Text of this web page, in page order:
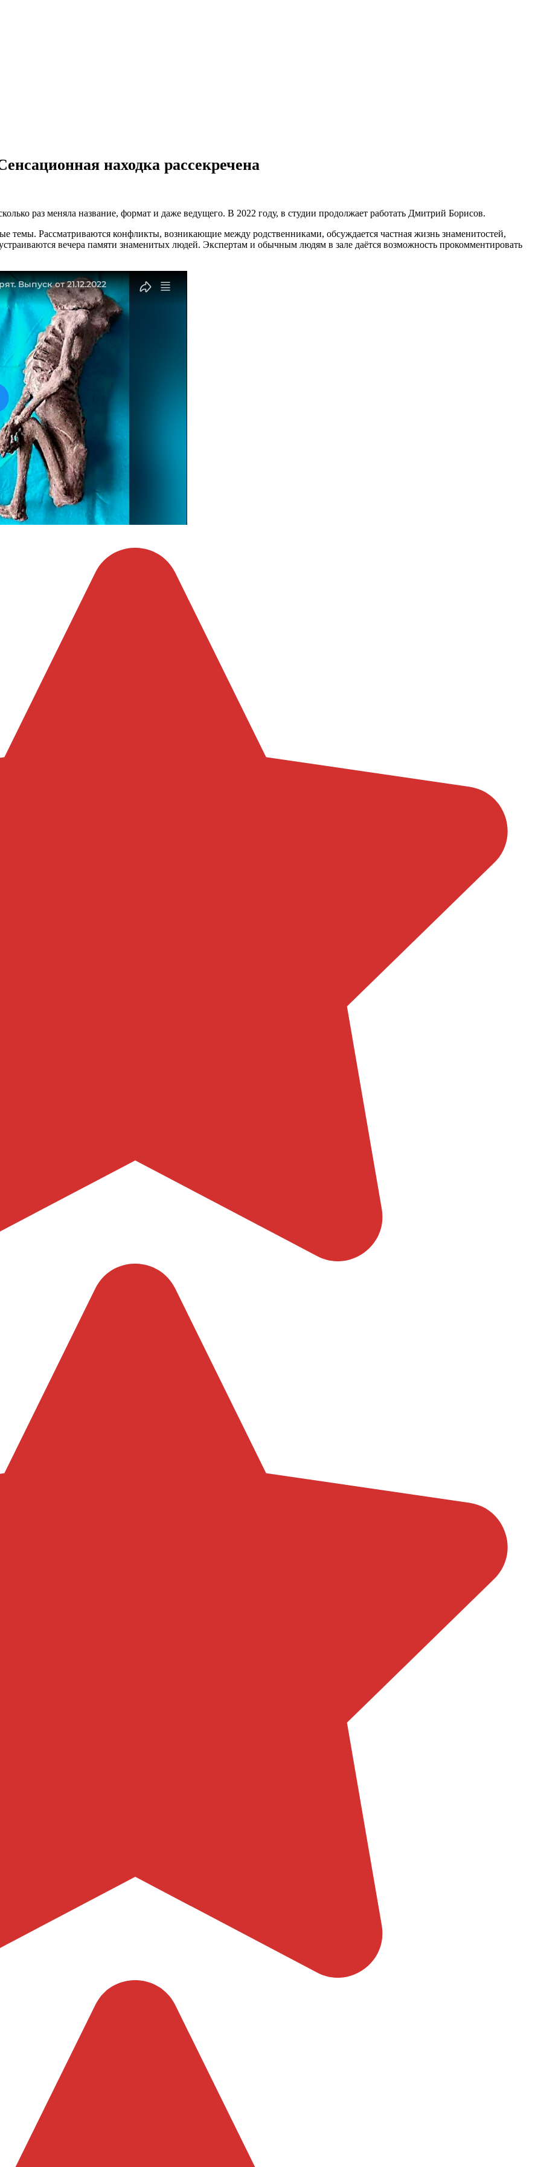
находка рассекречена
раз меняла название, формат и даже ведущего. В 2022 году, в студии продолжает работать Дмитрий Борисов.
темы. Рассматриваются конфликты, возникающие между родственниками, обсуждается частная жизнь знаменитостей,
вечера памяти знаменитых людей. Экспертам и обычным людям в зале даётся возможность прокомментировать